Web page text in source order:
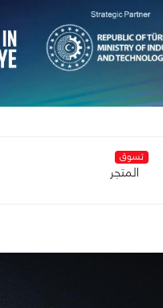
تسوق
المتجر